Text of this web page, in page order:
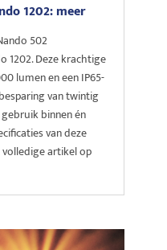
1202: meer
502
1202. Deze krachtige
lumen en een IP65-
van twintig
binnen én
van deze
artikel op